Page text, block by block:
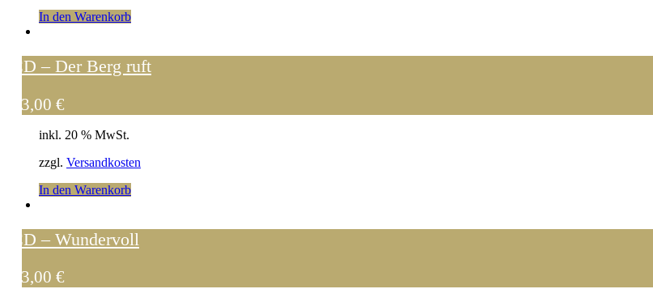
In den Warenkorb
CD – Der Berg ruft
13,00 €
inkl. 20 % MwSt.
zzgl. Versandkosten
In den Warenkorb
CD – Wundervoll
13,00 €